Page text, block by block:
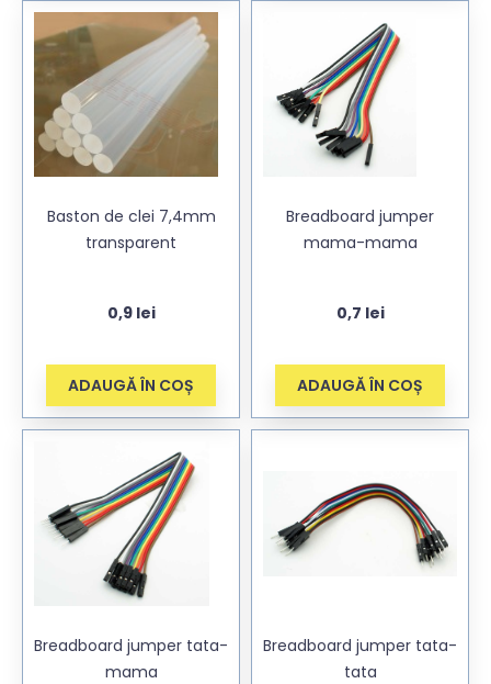
Baston de clei 7,4mm
transparent
0,9 lei
ADAUGĂ ÎN COȘ
Breadboard jumper
mama-mama
0,7 lei
ADAUGĂ ÎN COȘ
Breadboard jumper tata-
mama
Breadboard jumper tata-
tata